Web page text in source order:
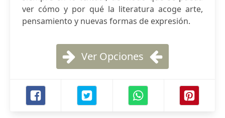
ver cómo y por qué la literatura acoge arte,
pensamiento y nuevas formas de expresión.
Ver Opciones